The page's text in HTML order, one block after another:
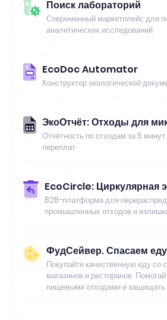
Поиск лабораторий
Современный маркетплейс для
аналитических исследований
EcoDoc Automator
Конструктор экологической
ЭкоОтчёт: Отходы для
Отчётность по отходам за 5
переплат
EcoCircle: Циркулярная
B2B-платформа для
промышленных отходов и
ФудСейвер. Спасаем
Покупайте качественную еду со
магазинов и ресторанов.
пищевыми отходами и защищать